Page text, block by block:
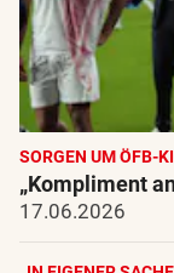
SORGEN UM ÖFB-
„Kompliment
17.06.2026